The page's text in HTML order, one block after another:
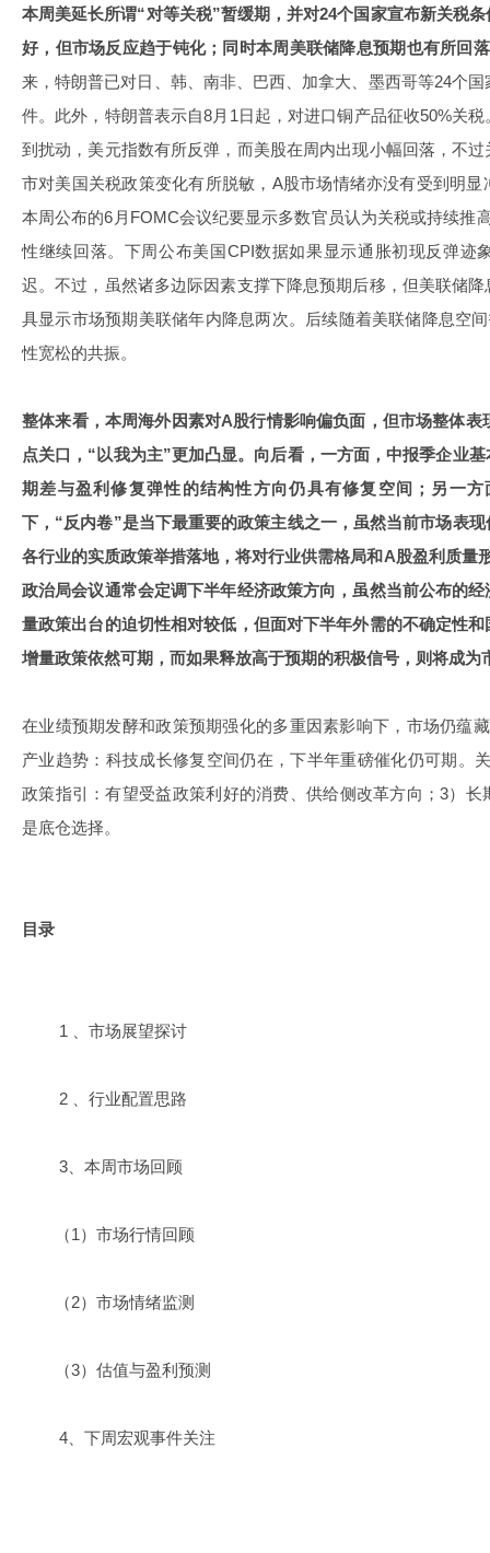
本周美延长所谓“对等关税”暂缓期，并对24个国家宣布新关税
好，但市场反应趋于钝化；同时本周美联储降息预期也有所回
来，特朗普已对日、韩、南非、巴西、加拿大、墨西哥等24个
件。此外，特朗普表示自8月1日起，对进口铜产品征收50%关
到扰动，美元指数有所反弹，而美股在周内出现小幅回落，不
市对美国关税政策变化有所脱敏，A股市场情绪亦没有受到明
本周公布的6月FOMC会议纪要显示多数官员认为关税或持续推
性继续回落。下周公布美国CPI数据如果显示通胀初现反弹迹
迟。不过，虽然诸多边际因素支撑下降息预期后移，但美联储
具显示市场预期美联储年内降息两次。后续随着美联储降息空
性宽松的共振。
整体来看，本周海外因素对A股行情影响偏负面，但市场整体表
点关口，“以我为主”更加凸显。向后看，一方面，中报季企业
期差与盈利修复弹性的结构性方向仍具有修复空间；另一
下，“反内卷”是当下最重要的政策主线之一，虽然当前市场表
各行业的实质政策举措落地，将对行业供需格局和A股盈利质量
政治局会议通常会定调下半年经济政策方向，虽然当前公布的
量政策出台的迫切性相对较低，但面对下半年外需的不确定性
增量政策依然可期，而如果释放高于预期的积极信号，则将成为
在业绩预期发酵和政策预期强化的多重因素影响下，市场仍蕴
产业趋势：科技成长修复空间仍在，下半年重磅催化仍可期。
政策指引：有望受益政策利好的消费、供给侧改革方向；3）
是底仓选择。
目录
1 、市场展望探讨
2 、行业配置思路
3、本周市场回顾
（1）市场行情回顾
（2）市场情绪监测
（3）估值与盈利预测
4、下周宏观事件关注